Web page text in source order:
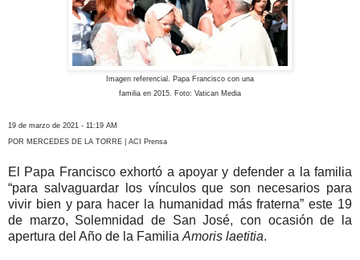
Imagen referencial. Papa Francisco con una
familia en 2015. Foto: Vatican Media
19 de marzo de 2021 - 11:19 AM
POR MERCEDES DE LA TORRE | ACI Prensa
El Papa Francisco exhortó a apoyar y defender a la familia
“para salvaguardar los vínculos que son necesarios para
vivir bien y para hacer la humanidad más fraterna” este 19
de marzo, Solemnidad de San José, con ocasión de la
apertura del Año de la Familia Amoris laetitia.